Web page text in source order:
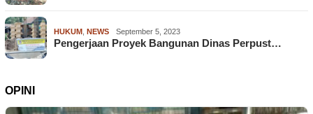
HUKUM NEWS September 5, 2023
Pengerjaan Proyek Bangunan Dinas Perpust…
OPINI